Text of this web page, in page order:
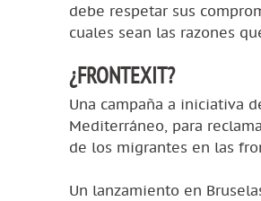
debe respetar sus
cuales sean las razones
¿FRONTEXIT?
Una campaña a iniciativa
Mediterráneo, para
de los migrantes en las
Un lanzamiento en